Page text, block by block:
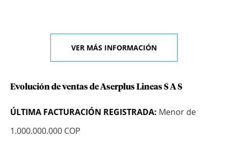
VER MÁS INFORMACIÓN
Evolución de ventas de Aserplus Lineas S A S
ÚLTIMA FACTURACIÓN REGISTRADA: Menor de
1.000.000.000 COP